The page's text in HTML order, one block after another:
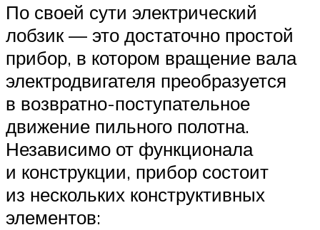
По своей сути электрический
лобзик — это достаточно простой
прибор, в котором вращение вала
электродвигателя преобразуется
в возвратно-поступательное
движение пильного полотна.
Независимо от функционала
и конструкции, прибор состоит
из нескольких конструктивных
элементов: